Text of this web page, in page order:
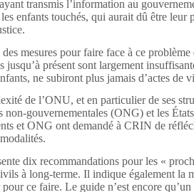
transmis l’information au
enfants touchés, qui aurait dû être
mesures pour faire face à ce problème
jusqu’à présent sont largement
ne subiront plus jamais d’actes de
de l’ONU, et en particulier de ses
non-gouvernementales (ONG) et les
et ONG ont demandé à CRIN de
dix recommandations pour les «
à long-terme. Il indique également la
pour ce faire. Le guide n’est encore